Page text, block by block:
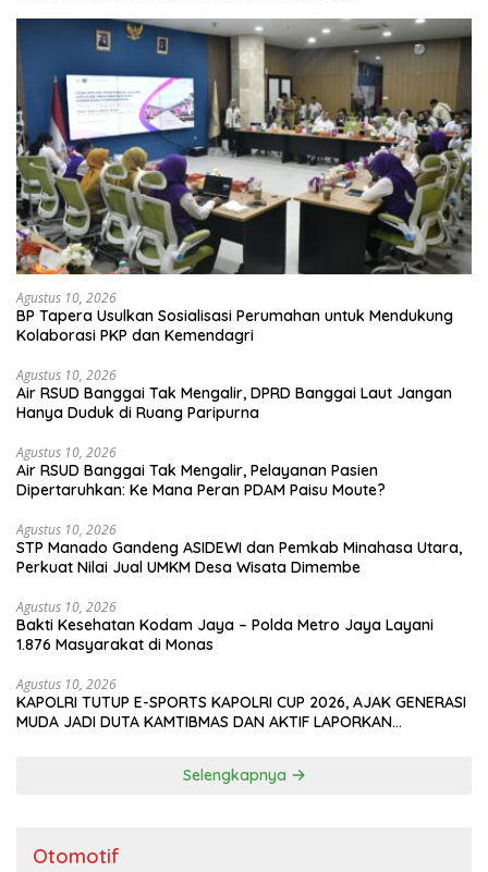
Agustus 10, 2026
BP Tapera Usulkan Sosialisasi Perumahan untuk Mendukung
Kolaborasi PKP dan Kemendagri
Agustus 10, 2026
Air RSUD Banggai Tak Mengalir, DPRD Banggai Laut Jangan
Hanya Duduk di Ruang Paripurna
Agustus 10, 2026
Air RSUD Banggai Tak Mengalir, Pelayanan Pasien
Dipertaruhkan: Ke Mana Peran PDAM Paisu Moute?
Agustus 10, 2026
‎STP Manado Gandeng ASIDEWI dan Pemkab Minahasa Utara,
Perkuat Nilai Jual UMKM Desa Wisata Dimembe
Agustus 10, 2026
Bakti Kesehatan Kodam Jaya – Polda Metro Jaya Layani
1.876 Masyarakat di Monas
Agustus 10, 2026
KAPOLRI TUTUP E-SPORTS KAPOLRI CUP 2026, AJAK GENERASI
MUDA JADI DUTA KAMTIBMAS DAN AKTIF LAPORKAN
Selengkapnya
Otomotif